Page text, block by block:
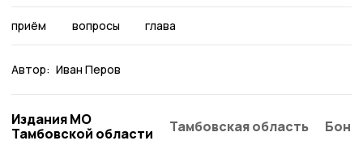
приём вопросы глава
Автор: Иван Перов
Издания МО
Тамбовской области
Тамбовская область